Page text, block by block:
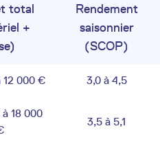
total
+
Rendement
saisonnier
(SCOP)
12 000 € 3,0 à 4,5
18 000
3,5 à 5,1